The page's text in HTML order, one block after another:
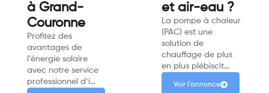
à Grand-
Couronne
Profitez des
avantages de
l’énergie solaire
avec notre service
professionnel d’i…
et air-eau ?
La pompe à chaleur
(PAC) est une
solution de
chauffage de plus
en plus plébiscit…
Voir l'annonce